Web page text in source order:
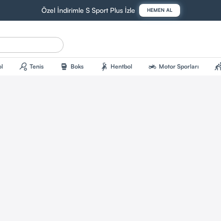
Özel İndirimle S Sport Plus İzle HEMEN AL
sports_tennis Tenis sports_mma Boks sports_handball Hentbol two_wheeler Motor Sporları